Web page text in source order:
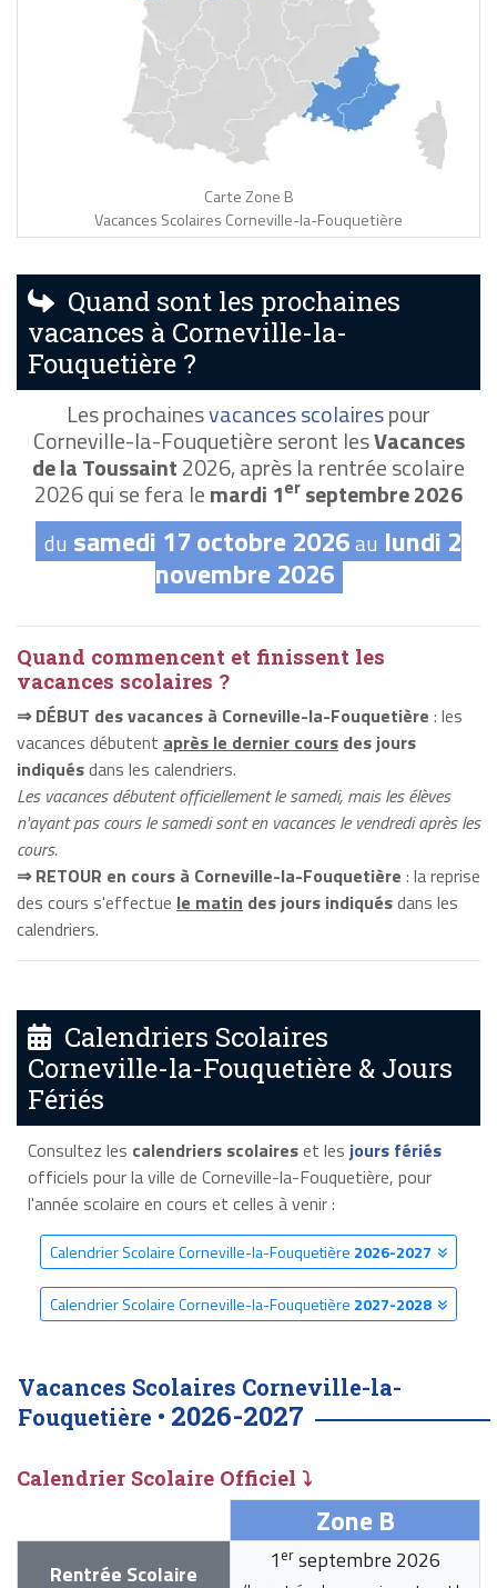
Carte Zone B
Vacances Scolaires Corneville-la-Fouquetière
Quand sont les prochaines
vacances à Corneville-la-
Fouquetière ?
Les prochainesvacances scolairespour
Corneville-la-Fouquetière seront lesVacances
de la Toussaint2026, après la rentrée scolaire
2026 qui se fera lemardi 1er septembre 2026
du samedi 17 octobre 2026au lundi 2
novembre 2026
Quand commencent et finissent les
vacances scolaires ?
⇒ DÉBUT des vacances à Corneville-la-Fouquetière : les
vacances débutent après le dernier cours des jours
indiquésdans les calendriers.
Les vacances débutent officiellement le samedi, mais les élèves
n'ayant pas cours le samedi sont en vacances le vendredi après les
cours.
⇒ RETOUR en cours à Corneville-la-Fouquetière : la reprise
des cours s'effectue le matin des jours indiquésdans les
calendriers.
Calendriers Scolaires
Corneville-la-Fouquetière & Jours
Fériés
Consultez les calendriers scolaireset les jours fériés
officiels pour la ville de Corneville-la-Fouquetière, pour
l'année scolaire en cours et celles à venir :
Calendrier Scolaire Corneville-la-Fouquetière 2026-2027
Calendrier Scolaire Corneville-la-Fouquetière 2027-2028
Vacances Scolaires Corneville-la-
Fouquetière • 2026-2027
Calendrier Scolaire Officiel ⤵
Zone B
Rentrée Scolaire 1 er septembre 2026